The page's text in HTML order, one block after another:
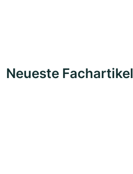
Neueste Fachartikel